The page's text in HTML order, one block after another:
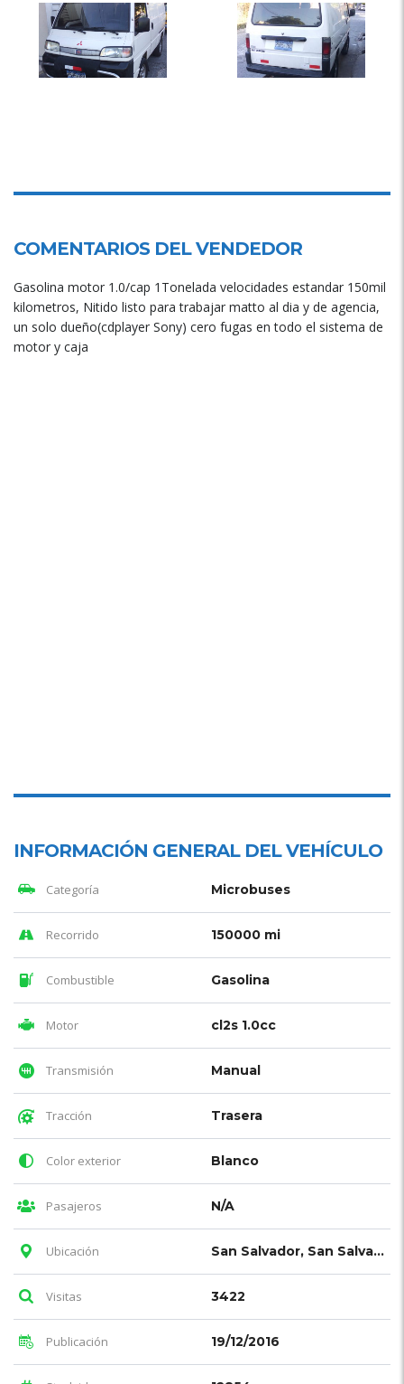
COMENTARIOS DEL VENDEDOR
Gasolina motor 1.0/cap 1Tonelada velocidades estandar 150mil
kilometros, Nitido listo para trabajar matto al dia y de agencia,
un solo dueño(cdplayer Sony) cero fugas en todo el sistema de
motor y caja
INFORMACIÓN GENERAL DEL VEHÍCULO
Categoría Microbuses
Recorrido 150000 mi
Combustible Gasolina
Motor cl2s 1.0cc
Transmisión Manual
Tracción Trasera
Color exterior Blanco
Pasajeros N/A
Ubicación San Salvador, San Salvador Department, El Salvador
Visitas 3422
Publicación 19/12/2016